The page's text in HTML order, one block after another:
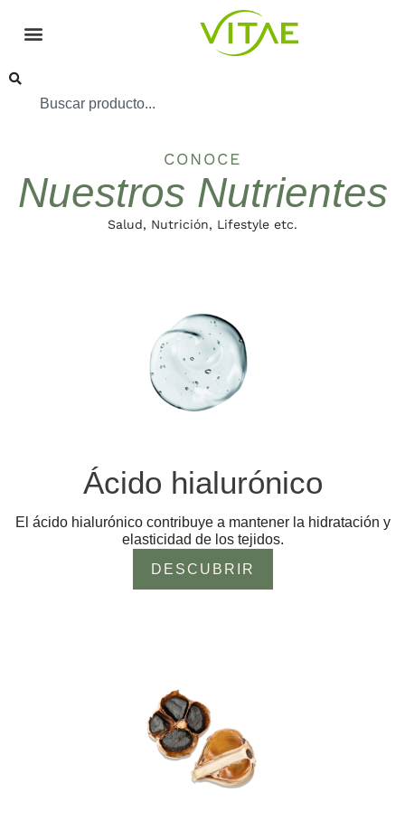
CONOCE
Nuestros Nutrientes
Salud, Nutrición, Lifestyle etc.
Ácido hialurónico
El ácido hialurónico contribuye a mantener la hidratación y
elasticidad de los tejidos.
DESCUBRIR